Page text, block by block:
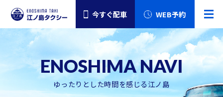
今すぐ配車 WEB予約
ゆったりとした時間を感じる江ノ島